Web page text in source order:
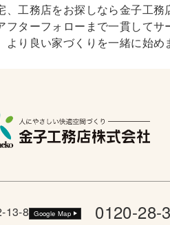
工務店をお探しなら金子工務
ターフォローまで一貫してサ
より良い家づくりを一緒に始め
13-8 Google Map 0120-28-